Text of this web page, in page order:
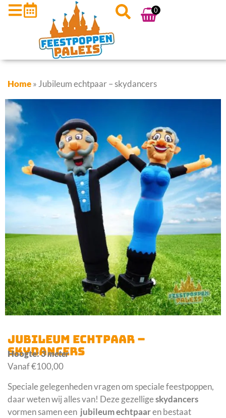
0
Home» Jubileum echtpaar – skydancers
JUBILEUM ECHTPAAR –
SKYDANCERS
Hoogte:3 meter
Vanaf€100,00
Speciale gelegenheden vragen om speciale feestpoppen,
daar weten wij alles van! Deze gezelligeskydancers
vormen samen een jubileum echtpaaren bestaat